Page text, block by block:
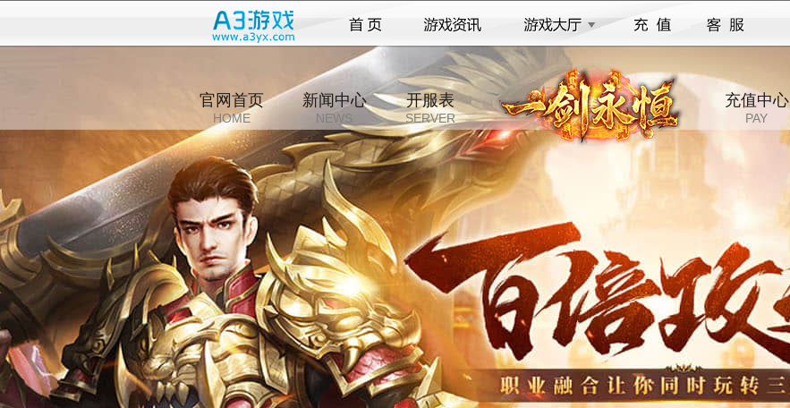
官网首页
HOME
新闻中心
NEWS
开服表
SERVER
充值中心
PAY